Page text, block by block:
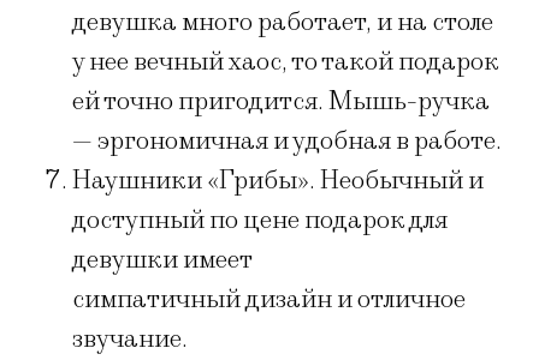
девушка много работает, и на столе
у нее вечный хаос, то такой подарок
ей точно пригодится. Мышь-ручка
— эргономичная и удобная в работе.
Наушники «Грибы». Необычный и
доступный по цене подарок для
девушки имеет
симпатичный дизайн и отличное
звучание.